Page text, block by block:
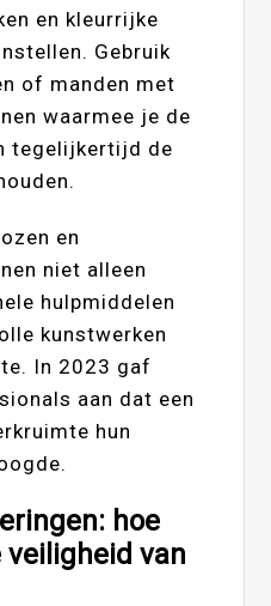
en kleurrijke
Gebruik
of manden met
waarmee je de
tegelijkertijd de
en
niet alleen
hulpmiddelen
kunstwerken
In 2023 gaf
aan dat een
hun
hoe
veiligheid van